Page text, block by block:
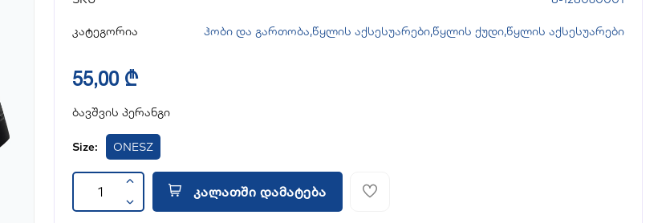
კატეგორია ჰობი და გართობა,წყლის აქსესუარები,წყლის ქუდი,წყლის აქსესუარები
55,00 ₾
ბავშვის პერანგი
Size: ONESZ
კალათში დამატება